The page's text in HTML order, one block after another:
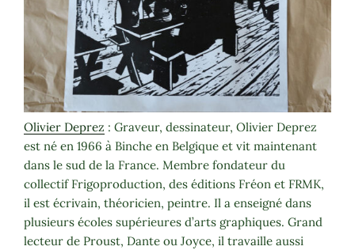
Olivier Deprez : Graveur, dessinateur, Olivier Deprez
est né en 1966 à Binche en Belgique et vit maintenant
dans le sud de la France. Membre fondateur du
collectif Frigoproduction, des éditions Fréon et FRMK,
il est écrivain, théoricien, peintre. Il a enseigné dans
plusieurs écoles supérieures d’arts graphiques. Grand
lecteur de Proust, Dante ou Joyce, il travaille aussi